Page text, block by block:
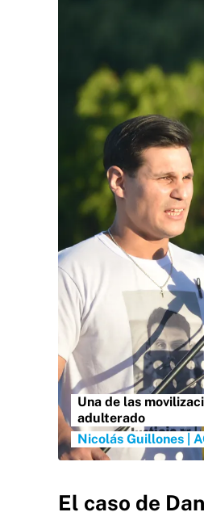
Una de las
adulterado
Nicolás Guillones |
El caso de